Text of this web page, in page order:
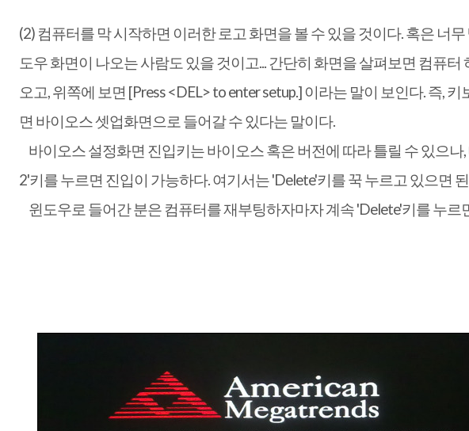
(2) 컴퓨터를 막 시작하면 이러한 로고 화면을 볼 수 있을 것이다. 혹은 너
도우 화면이 나오는 사람도 있을 것이고... 간단히 화면을 살펴보면 컴퓨터
오고, 위쪽에 보면 [Press <DEL> to enter setup.] 이라는 말이 보인다. 즉,
면 바이오스 셋업화면으로 들어갈 수 있다는 말이다.
바이오스 설정화면 진입키는 바이오스 혹은 버전에 따라 틀릴 수 있으나
2'키를 누르면 진입이 가능하다. 여기서는 'Delete'키를 꾹 누르고 있으면
윈도우로 들어간 분은 컴퓨터를 재부팅하자마자 계속 'Delete'키를 누르